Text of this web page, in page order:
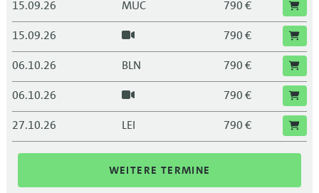
15.09.26 MUC
790 €
15.09.26
790 €
06.10.26
BLN
790 €
06.10.26
790 €
27.10.26
LEI
790 €
27.10.26
790 €
17.11.26
DRS
790 €
WEITERE TERMINE